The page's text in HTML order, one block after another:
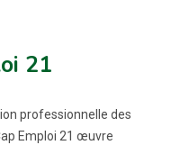
21
professionnelle des
Emploi 21 œuvre